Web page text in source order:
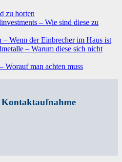
zu horten
– Wie sind diese zu
Wenn der Einbrecher im Haus ist
– Warum diese sich nicht
Worauf man achten muss